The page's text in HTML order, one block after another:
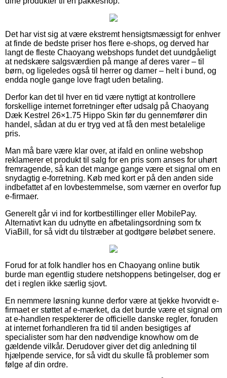
Det har vist sig at være ekstremt hensigtsmæssigt for enhver
at finde de bedste priser hos flere e-shops, og derved har
langt de fleste Chaoyang webshops fundet det uundgåeligt
at nedskære salgsværdien på mange af deres varer – til
børn, og ligeledes også til herrer og damer – helt i bund, og
endda nogle gange love fragt uden betaling.
Derfor kan det til hver en tid være nyttigt at kontrollere
forskellige internet forretninger efter udsalg på Chaoyang
Dæk Kestrel 26×1.75 Hippo Skin før du gennemfører din
handel, sådan at du er tryg ved at få den mest betalelige
pris.
Man må bare være klar over, at ifald en online webshop
reklamerer et produkt til salg for en pris som anses for uhørt
fremragende, så kan det mange gange være et signal om en
snydagtig e-forretning. Køb med kort er på den anden side
indbefattet af en lovbestemmelse, som værner en overfor fup
e-firmaer.
Generelt går vi ind for kortbestillinger eller MobilePay.
Alternativt kan du udnytte en afbetalingsordning som fx
ViaBill, for så vidt du tilstræber at godtgøre beløbet senere.
Forud for at folk handler hos en Chaoyang online butik
burde man egentlig studere netshoppens betingelser, dog er
det i reglen ikke særlig sjovt.
En nemmere løsning kunne derfor være at tjekke hvorvidt e-
firmaet er støttet af e-mærket, da det burde være et signal om
at e-handlen respekterer de officielle danske regler, foruden
at internet forhandleren fra tid til anden besigtiges af
specialister som har den nødvendige knowhow om de
gældende vilkår. Derudover giver det dig anledning til
hjælpende service, for så vidt du skulle få problemer som
følge af din ordre.